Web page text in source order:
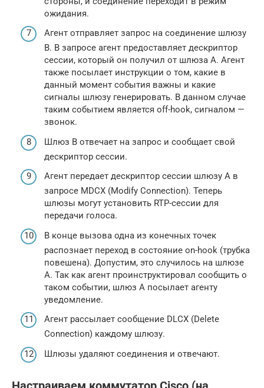
ожидания.
Агент отправляет запрос на соединение шлюзу
В. В запросе агент предоставляет дескриптор
сессии, который он получил от шлюза А. Агент
также посылает инструкции о том, какие в
данный момент события важны и какие
сигналы шлюзу генерировать. В данном случае
таким событием является off-hook, сигналом —
звонок.
Шлюз В отвечает на запрос и сообщает свой
дескриптор сессии.
Агент передает дескриптор сессии шлюзу А в
запросе MDCX (Modify Connection). Теперь
шлюзы могут установить RTP-сессии для
передачи голоса.
В конце вызова одна из конечных точек
распознает переход в состояние on-hook (трубка
повешена). Допустим, это случилось на шлюзе
А. Так как агент проинструктировал сообщить о
таком событии, шлюз А посылает агенту
уведомление.
Агент рассылает сообщение DLCX (Delete
Connection) каждому шлюзу.
Шлюзы удаляют соединения и отвечают.